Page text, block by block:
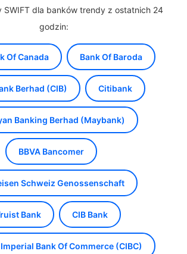
SWIFT dla banków trendy z ostatnich 24
godzin:
Of Canada Bank Of Baroda
Berhad (CIB) Citibank
Banking Berhad (Maybank)
BBVA Bancomer
Schweiz Genossenschaft
Bank CIB Bank
Bank Of Commerce (CIBC)